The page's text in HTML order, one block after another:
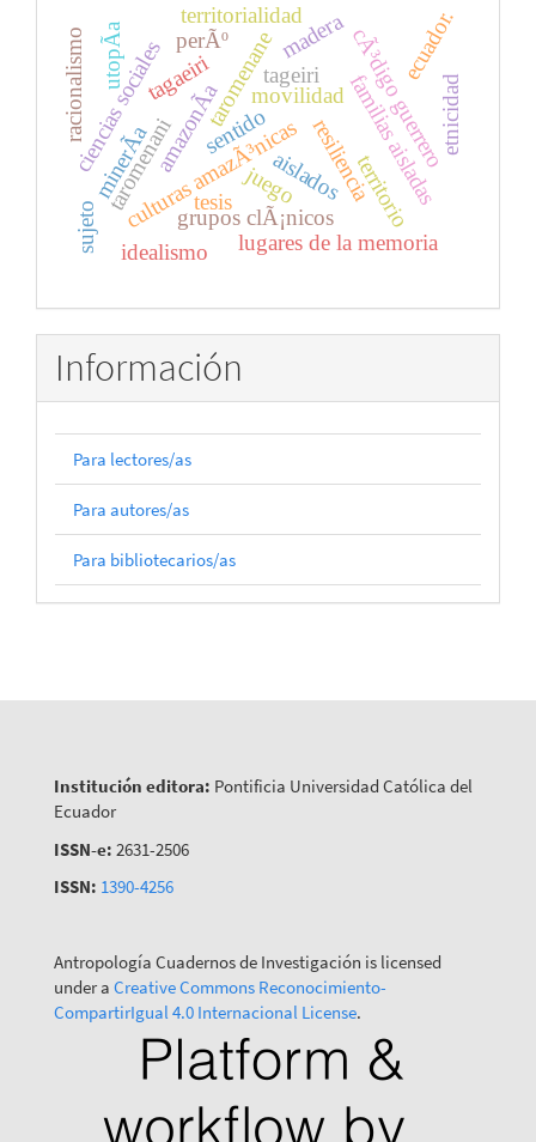
tagaeiri
culturas amazÃ³nicas
movilidad
grupos clÃ¡nicos
familias aisladas
cÃ³digo guerrero
resilienciaterritorio
lugares de la memoria
taromenanetageiri
amazonÃ­a aislados
taromenani
ciencias sociales ecuador.
perÃº madera
minerÃ­a
utopÃ­a
idealismo
racionalismo
territorialidad
tesis
sentido
juego
sujeto
etnicidad
Información
Para lectores/as
Para autores/as
Para bibliotecarios/as
Institución editora: Pontificia Universidad Católica del
Ecuador
ISSN-e: 2631-2506
ISSN: 1390-4256
Antropología Cuadernos de Investigación is licensed
under a Creative Commons Reconocimiento-
CompartirIgual 4.0 Internacional License.